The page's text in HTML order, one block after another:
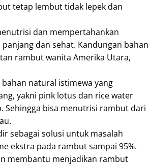
tetap lembut tidak lepek dan
dan mempertahankan
dan sehat. Kandungan bahan
rambut wanita Amerika Utara,
natural istimewa yang
yakni pink lotus dan rice water
Sehingga bisa menutrisi rambut dari
sebagai solusi untuk masalah
ekstra pada rambut sampai 95%.
membantu menjadikan rambut